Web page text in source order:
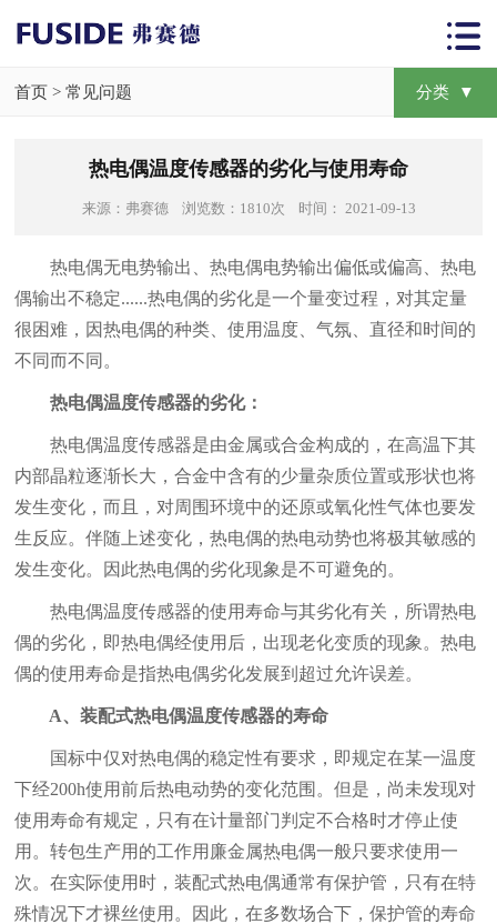
首页 >常见问题 分类 ▼
热电偶温度传感器的劣化与使用寿命
来源：弗赛德 浏览数：1810次 时间： 2021-09-13
热电偶无电势输出、热电偶电势输出偏低或偏高、热电
偶输出不稳定......热电偶的劣化是一个量变过程，对其定量
很困难，因热电偶的种类、使用温度、气氛、直径和时间的
不同而不同。
热电偶温度传感器的劣化：
热电偶温度传感器是由金属或合金构成的，在高温下其
内部晶粒逐渐长大，合金中含有的少量杂质位置或形状也将
发生变化，而且，对周围环境中的还原或氧化性气体也要发
生反应。伴随上述变化，热电偶的热电动势也将极其敏感的
发生变化。因此热电偶的劣化现象是不可避免的。
热电偶温度传感器的使用寿命与其劣化有关，所谓热电
偶的劣化，即热电偶经使用后，出现老化变质的现象。热电
偶的使用寿命是指热电偶劣化发展到超过允许误差。
A、装配式热电偶温度传感器的寿命
国标中仅对热电偶的稳定性有要求，即规定在某一温度
下经200h使用前后热电动势的变化范围。但是，尚未发现对
使用寿命有规定，只有在计量部门判定不合格时才停止使
用。转包生产用的工作用廉金属热电偶一般只要求使用一
次。在实际使用时，装配式热电偶通常有保护管，只有在特
殊情况下才裸丝使用。因此，在多数场合下，保护管的寿命